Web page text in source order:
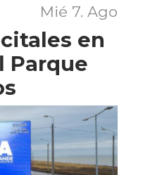
Mié 7. Ago
en
Parque